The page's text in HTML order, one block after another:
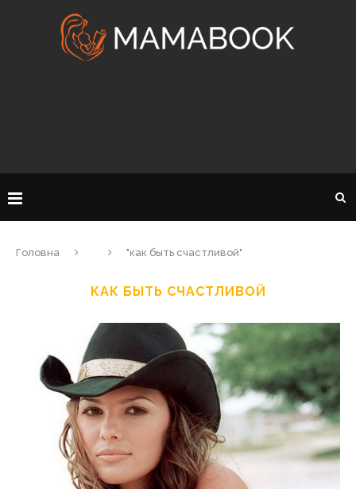
Головна "как быть счастливой"
КАК БЫТЬ СЧАСТЛИВОЙ